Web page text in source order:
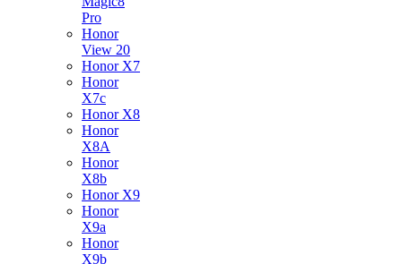
Pro
Honor
View 20
Honor X7
Honor
X7c
Honor X8
Honor
X8A
Honor
X8b
Honor X9
Honor
X9a
Honor
X9b